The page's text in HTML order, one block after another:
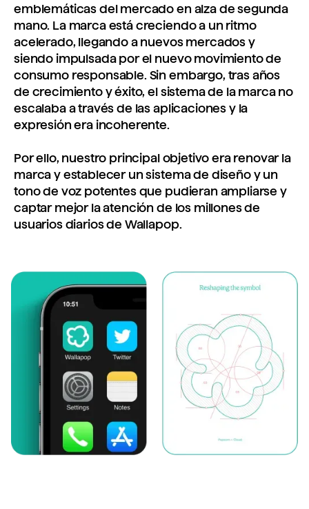
emblemáticas del mercado en alza de segunda
mano. La marca está creciendo a un ritmo
acelerado, llegando a nuevos mercados y
siendo impulsada por el nuevo movimiento de
consumo responsable. Sin embargo, tras años
de crecimiento y éxito, el sistema de la marca no
escalaba a través de las aplicaciones y la
expresión era incoherente.
Por ello, nuestro principal objetivo era renovar la
marca y establecer un sistema de diseño y un
tono de voz potentes que pudieran ampliarse y
captar mejor la atención de los millones de
usuarios diarios de Wallapop.